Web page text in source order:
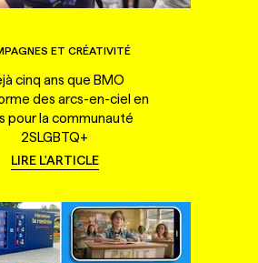
ET CRÉATIVITÉ
cinq ans que BMO
des arcs-en-ciel en
pour la communauté
2SLGBTQ+
LIRE L'ARTICLE